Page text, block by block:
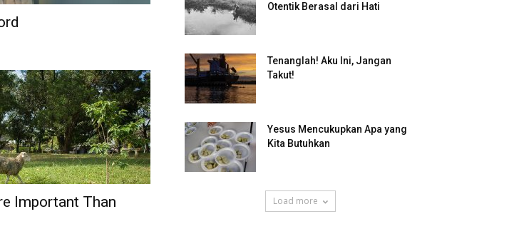
Important Than
Otentik Berasal dari Hati
Tenanglah! Aku Ini, Jangan
Takut!
Yesus Mencukupkan Apa yang
Kita Butuhkan
Load more